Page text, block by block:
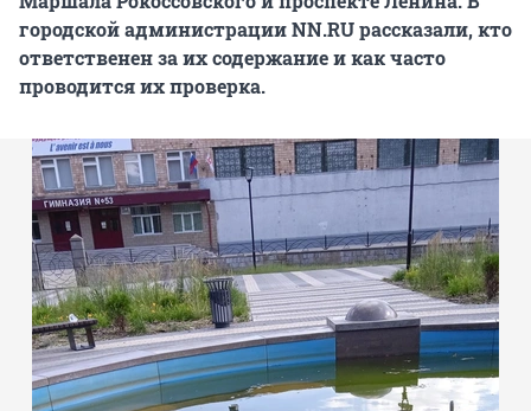
городской администрации NN.RU рассказали, кто
ответственен за их содержание и как часто
проводится их проверка.